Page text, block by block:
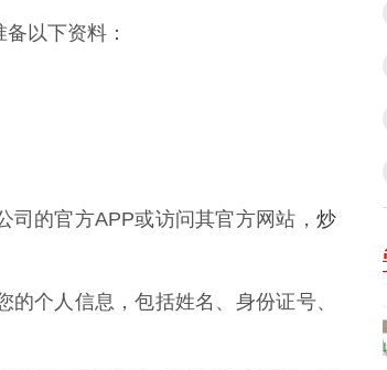
以下资料：
的官方APP或访问其官方网站， 炒
个人信息，包括姓名、身份证号、